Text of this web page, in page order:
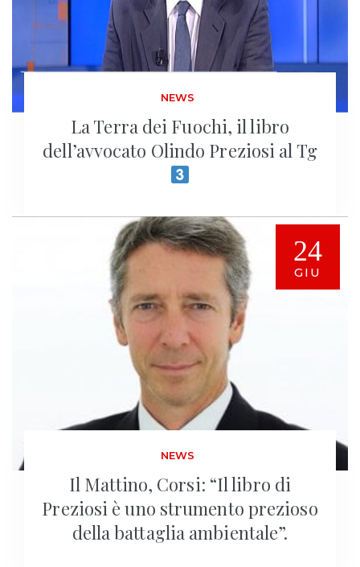
NEWS
La Terra dei Fuochi, il libro
dell’avvocato Olindo Preziosi al Tg
24
GIU
NEWS
Il Mattino, Corsi: “Il libro di
Preziosi è uno strumento prezioso
della battaglia ambientale”.